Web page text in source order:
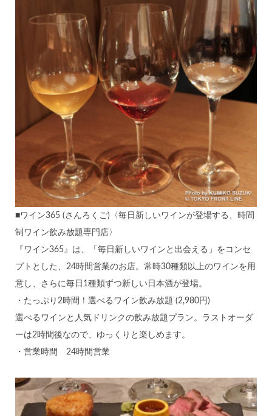
■ワイン365 (さんろくご)〈毎日新しいワインが登場する、時間
制ワイン飲み放題専門店〉
『ワイン365』は、「毎日新しいワインと出会える」をコンセ
プトとした、24時間営業のお店。常時30種類以上のワインを用
意し、さらに毎日1種類ずつ新しい日本酒が登場。
・たっぷり2時間！選べるワイン飲み放題 (2,980円)
選べるワインと人気ドリンクの飲み放題プラン。ラストオーダ
ーは2時間後なので、ゆっくりと楽しめます。
・営業時間 24時間営業